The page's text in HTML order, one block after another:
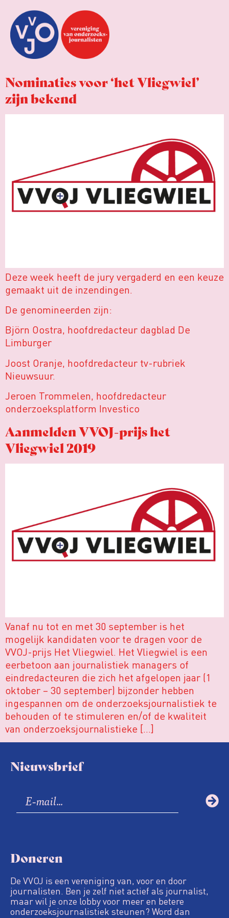
Nominaties voor ‘het Vliegwiel’
zijn bekend
Deze week heeft de jury vergaderd en een keuze
gemaakt uit de inzendingen.
De genomineerden zijn:
Björn Oostra, hoofdredacteur dagblad De
Limburger
Joost Oranje, hoofdredacteur tv-rubriek
Nieuwsuur.
Jeroen Trommelen, hoofdredacteur
onderzoeksplatform Investico
Aanmelden VVOJ-prijs het
Vliegwiel 2019
Vanaf nu tot en met 30 september is het
mogelijk kandidaten voor te dragen voor de
VVOJ-prijs Het Vliegwiel. Het Vliegwiel is een
eerbetoon aan journalistiek managers of
eindredacteuren die zich het afgelopen jaar (1
oktober – 30 september) bijzonder hebben
ingespannen om de onderzoeksjournalistiek te
behouden of te stimuleren en/of de kwaliteit
van onderzoeksjournalistieke […]
Nieuwsbrief
Doneren
De VVOJ is een vereniging van, voor en door
journalisten. Ben je zelf niet actief als journalist,
maar wil je onze lobby voor meer en betere
onderzoeksjournalistiek steunen? Word dan